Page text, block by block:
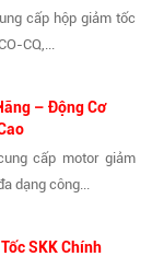
cấp hộp giảm tốc
CQ,...
– Động Cơ
cấp motor giảm
dạng công...
SKK Chính